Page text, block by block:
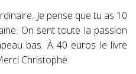
Je pense que tu as 10
On sent toute la passion
bas. À 40 euros le livre
Christophe